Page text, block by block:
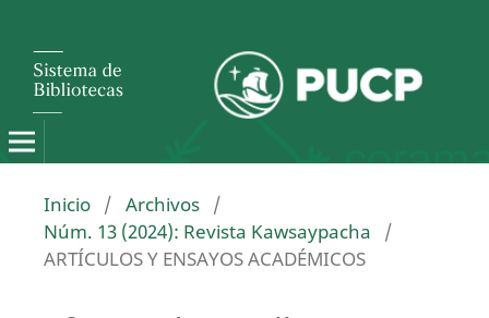
Inicio / Archivos /
Núm. 13 (2024): Revista Kawsaypacha
/
ARTÍCULOS Y ENSAYOS ACADÉMICOS